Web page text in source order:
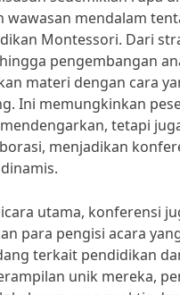
wawasan mendalam
Montessori. Dari
pengembangan
materi dengan cara
Ini memungkinkan
tetapi
menjadikan
utama, konferensi
para pengisi acara
terkait pendidikan
unik mereka,